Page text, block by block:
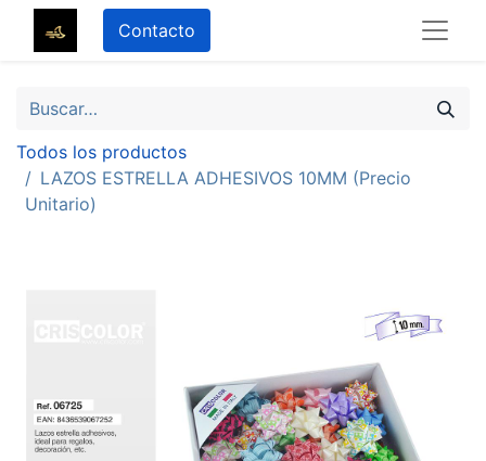
Contacto
Todos los productos
LAZOS ESTRELLA ADHESIVOS 10MM (Precio
Unitario)